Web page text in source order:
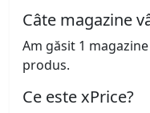
Câte magazine
Am găsit 1
produs.
Ce este xPrice?